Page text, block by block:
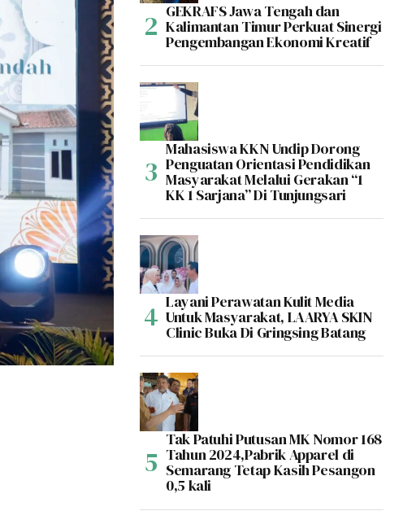
GEKRAFS Jawa Tengah dan
Kalimantan Timur Perkuat Sinergi
Pengembangan Ekonomi Kreatif
Mahasiswa KKN Undip Dorong
Penguatan Orientasi Pendidikan
Masyarakat Melalui Gerakan “1
KK 1 Sarjana” Di Tunjungsari
Layani Perawatan Kulit Media
Untuk Masyarakat, LAARYA SKIN
Clinic Buka Di Gringsing Batang
Tak Patuhi Putusan MK Nomor 168
Tahun 2024,Pabrik Apparel di
Semarang Tetap Kasih Pesangon
0,5 kali